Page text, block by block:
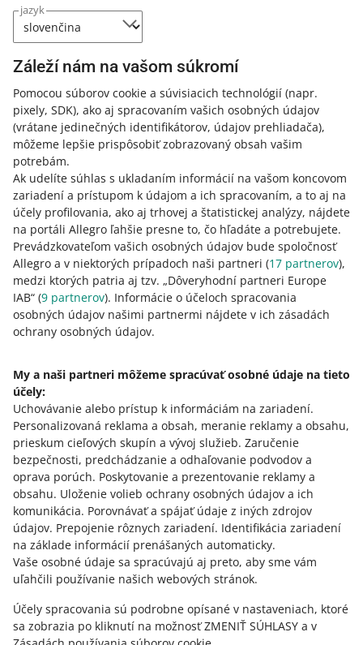
jazyk
Záleží nám na vašom súkromí
Pomocou súborov cookie a súvisiacich technológií (napr.
pixely, SDK), ako aj spracovaním vašich osobných údajov
(vrátane jedinečných identifikátorov, údajov prehliadača),
môžeme lepšie prispôsobiť zobrazovaný obsah vašim
potrebám.
Ak udelíte súhlas s ukladaním informácií na vašom koncovom
zariadení a prístupom k údajom a ich spracovaním, a to aj na
účely profilovania, ako aj trhovej a štatistickej analýzy, nájdete
na portáli Allegro ľahšie presne to, čo hľadáte a potrebujete.
Prevádzkovateľom vašich osobných údajov bude spoločnosť
Allegro a v niektorých prípadoch naši partneri (17 partnerov),
medzi ktorých patria aj tzv. „Dôveryhodní partneri Europe
IAB“ (9 partnerov). Informácie o účeloch spracovania
osobných údajov našimi partnermi nájdete v ich zásadách
ochrany osobných údajov.
My a naši partneri môžeme spracúvať osobné údaje na tieto
účely:
Uchovávanie alebo prístup k informáciám na zariadení.
Personalizovaná reklama a obsah, meranie reklamy a obsahu,
prieskum cieľových skupín a vývoj služieb. Zaručenie
bezpečnosti, predchádzanie a odhaľovanie podvodov a
oprava porúch. Poskytovanie a prezentovanie reklamy a
obsahu. Uloženie volieb ochrany osobných údajov a ich
komunikácia. Porovnávať a spájať údaje z iných zdrojov
údajov. Prepojenie rôznych zariadení. Identifikácia zariadení
na základe informácií prenášaných automaticky.
Vaše osobné údaje sa spracúvajú aj preto, aby sme vám
uľahčili používanie našich webových stránok.
Účely spracovania sú podrobne opísané v nastaveniach, ktoré
sa zobrazia po kliknutí na možnosť ZMENIŤ SÚHLASY a v
2. augusta nadobudne účinnosť akt EÚ o umelej
inteligencii. Zavedie nové pravidlá pre transparentnosť
online obsahu generovaného umelou inteligenciou. Aby
sme vám pomohli prispôsobiť sa týmto novým právnym
požiadavkám, čoskoro vám poskytneme beta verziu
nástroja na označovanie obrázkov vo vašich ponukách
vygenerovaných umelou inteligenciou.
ČÍTAŤ VIAC
Táto stránka je dostupná aj v iných jazykoch
o allegro.pl
polski
čeština
English
slovenčina
o allegro.cz
polski
čeština
English
slovenčina
o allegro.sk
polski